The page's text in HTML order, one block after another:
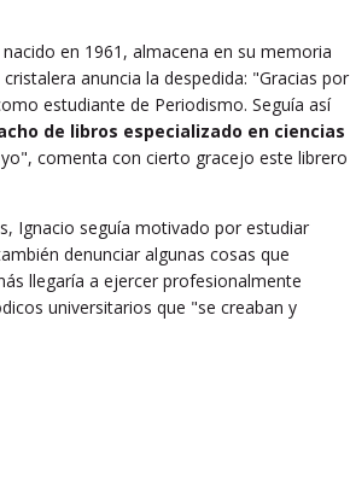
en 1961, almacena en su memoria
anuncia la despedida: "Gracias por
estudiante de Periodismo. Seguía así
de libros especializado en ciencias
comenta con cierto gracejo este librero
Ignacio seguía motivado por estudiar
denunciar algunas cosas que
llegaría a ejercer profesionalmente
universitarios que "se creaban y